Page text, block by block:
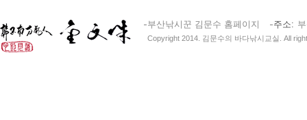
부산낚시꾼 김문수 홈페이지 주소
Copyright 2014. 김문수의 바다낚시교실. All